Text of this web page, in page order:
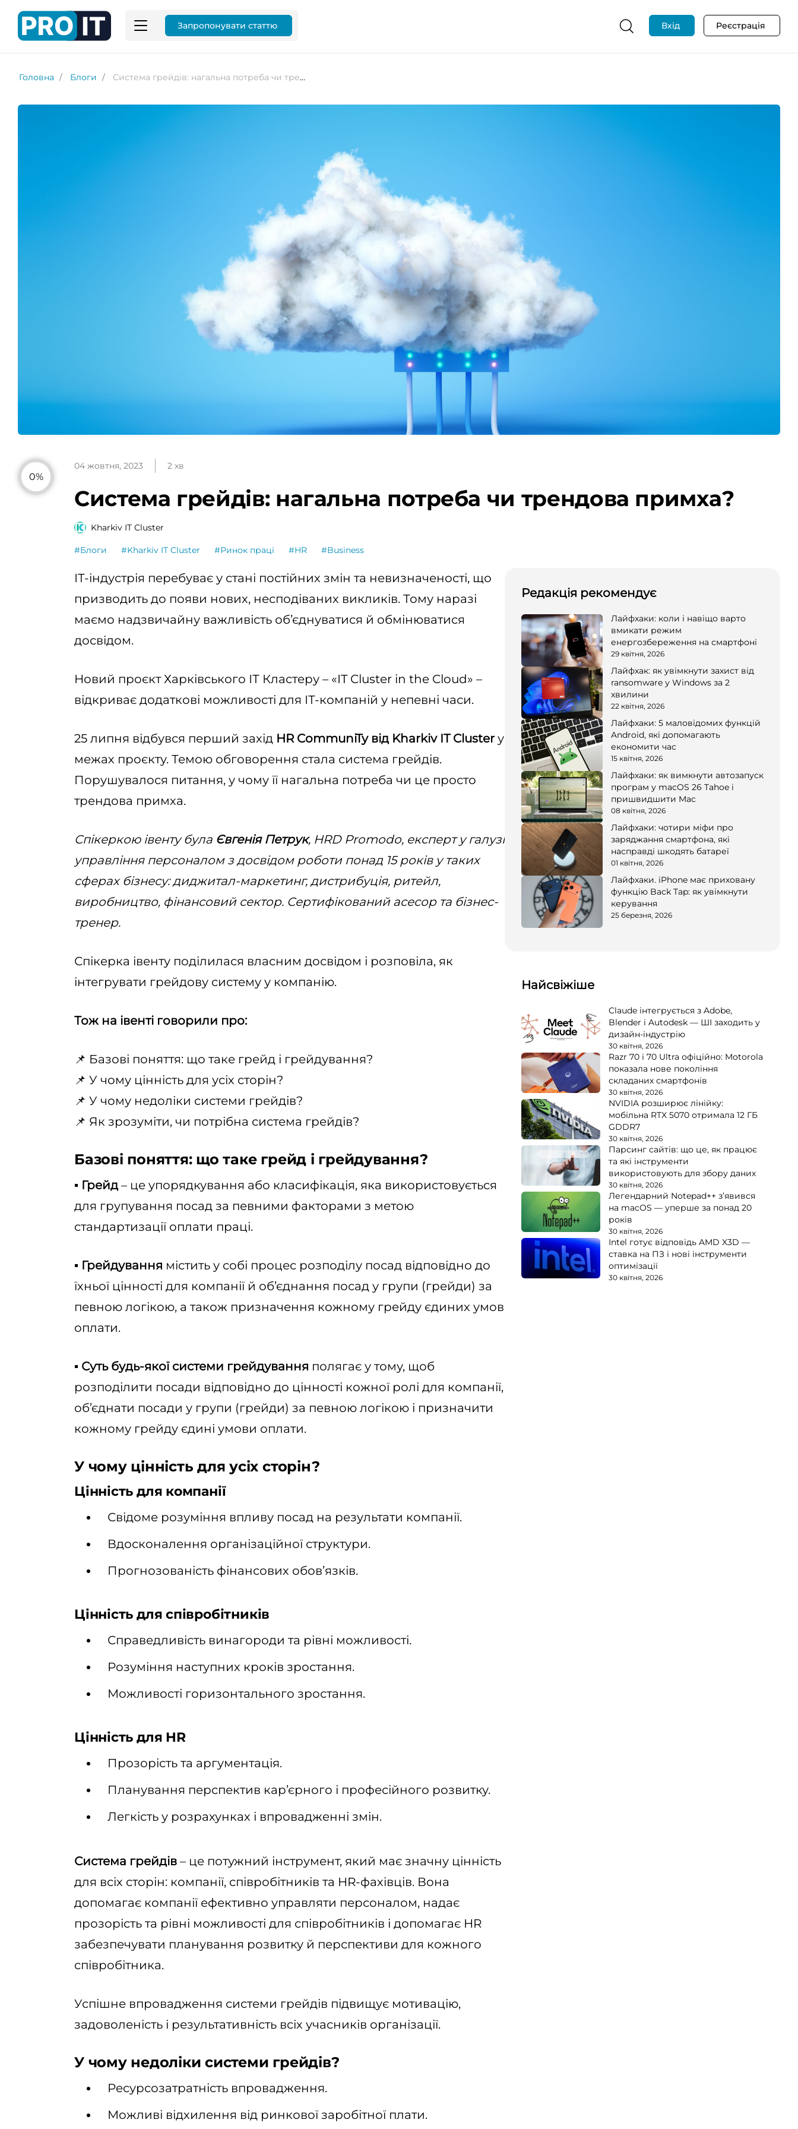
Запропонувати статтю Вхід Реєстрація
Головна Блоги Система грейдів: нагальна потреба чи трендова примха?
0%
04 жовтня, 2023 2 хв
Система грейдів: нагальна потреба чи трендова примха?
Kharkiv IT Cluster
#Блоги #Kharkiv IT Cluster #Ринок праці #HR #Business
ІТ-індустрія перебуває у стані постійних змін та невизначеності, що
призводить до появи нових, несподіваних викликів. Тому наразі
маємо надзвичайну важливість об’єднуватися й обмінюватися
досвідом.
Новий проєкт Харківського ІТ Кластеру – «IT Cluster in the Cloud» –
відкриває додаткові можливості для ІТ-компаній у непевні часи.
25 липня відбувся перший захід HR CommuniTy від Kharkiv IT Cluster у
межах проєкту. Темою обговорення стала система грейдів.
Порушувалося питання, у чому її нагальна потреба чи це просто
трендова примха.
Спікеркою івенту була Євгенія Петрук, HRD Promodo, експерт у галузі
управління персоналом з досвідом роботи понад 15 років у таких
сферах бізнесу: диджитал-маркетинг, дистрибуція, ритейл,
виробництво, фінансовий сектор. Сертифікований асесор та бізнес-
тренер.
Спікерка івенту поділилася власним досвідом і розповіла, як
інтегрувати грейдову систему у компанію.
Тож на івенті говорили про:
📌 Базові поняття: що таке грейд і грейдування?
📌 У чому цінність для усіх сторін?
📌 У чому недоліки системи грейдів?
📌 Як зрозуміти, чи потрібна система грейдів?
Базові поняття: що таке грейд і грейдування?
▪️ Грейд– це упорядкування або класифікація, яка використовується
для групування посад за певними факторами з метою
стандартизації оплати праці.
▪️ Грейдування містить у собі процес розподілу посад відповідно до
їхньої цінності для компанії й об’єднання посад у групи (грейди) за
певною логікою, а також призначення кожному грейду єдиних умов
оплати.
▪️ Суть будь-якої системи грейдування полягає у тому, щоб
розподілити посади відповідно до цінності кожної ролі для компанії,
об’єднати посади у групи (грейди) за певною логікою і призначити
кожному грейду єдині умови оплати.
У чому цінність для усіх сторін?
Цінність для компанії
Свідоме розуміння впливу посад на результати компанії.
Вдосконалення організаційної структури.
Прогнозованість фінансових обов’язків.
Цінність для співробітників
Справедливість винагороди та рівні можливості.
Розуміння наступних кроків зростання.
Можливості горизонтального зростання.
Цінність для HR
Прозорість та аргументація.
Планування перспектив кар’єрного і професійного розвитку.
Легкість у розрахунках і впровадженні змін.
Система грейдів – це потужний інструмент, який має значну цінність
для всіх сторін: компанії, співробітників та HR-фахівців. Вона
допомагає компанії ефективно управляти персоналом, надає
прозорість та рівні можливості для співробітників і допомагає HR
забезпечувати планування розвитку й перспективи для кожного
співробітника.
Успішне впровадження системи грейдів підвищує мотивацію,
задоволеність і результативність всіх учасників організації.
У чому недоліки системи грейдів?
Ресурсозатратність впровадження.
Можливі відхилення від ринкової заробітної плати.
Редакція рекомендує
Лайфхаки: коли і навіщо варто
вмикати режим
енергозбереження на смартфоні
29 квітня, 2026
Лайфхак: як увімкнути захист від
ransomware у Windows за 2
хвилини
22 квітня, 2026
Лайфхаки: 5 маловідомих функцій
Android, які допомагають
економити час
15 квітня, 2026
Лайфхаки: як вимкнути автозапуск
програм у macOS 26 Tahoe і
пришвидшити Mac
08 квітня, 2026
Лайфхаки: чотири міфи про
заряджання смартфона, які
насправді шкодять батареї
01 квітня, 2026
Лайфхаки. iPhone має приховану
функцію Back Tap: як увімкнути
керування
25 березня, 2026
Найсвіжіше
Claude інтегрується з Adobe,
Blender і Autodesk — ШІ заходить у
дизайн-індустрію
30 квітня, 2026
Razr 70 і 70 Ultra офіційно: Motorola
показала нове покоління
складаних смартфонів
30 квітня, 2026
NVIDIA розширює лінійку:
мобільна RTX 5070 отримала 12 ГБ
GDDR7
30 квітня, 2026
Парсинг сайтів: що це, як працює
та які інструменти
використовують для збору даних
30 квітня, 2026
Легендарний Notepad++ з’явився
на macOS — уперше за понад 20
років
30 квітня, 2026
Intel готує відповідь AMD X3D —
ставка на ПЗ і нові інструменти
оптимізації
30 квітня, 2026